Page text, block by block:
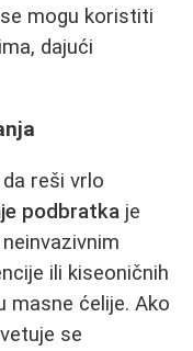
mogu koristiti
dajući
reši vrlo
podbratka je
ili kiseoničnih
masne ćelije. Ako
se